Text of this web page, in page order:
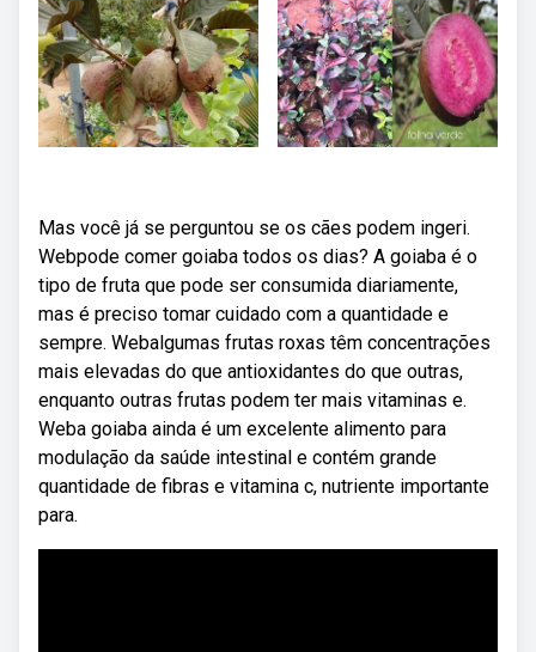
Mas você já se perguntou se os cães podem ingeri.
Webpode comer goiaba todos os dias? A goiaba é o
tipo de fruta que pode ser consumida diariamente,
mas é preciso tomar cuidado com a quantidade e
sempre. Webalgumas frutas roxas têm concentrações
mais elevadas do que antioxidantes do que outras,
enquanto outras frutas podem ter mais vitaminas e.
Weba goiaba ainda é um excelente alimento para
modulação da saúde intestinal e contém grande
quantidade de fibras e vitamina c, nutriente importante
para.